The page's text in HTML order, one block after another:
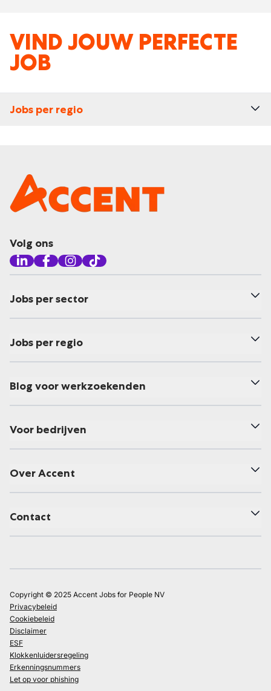
VIND JOUW PERFECTE
JOB
Jobs per regio
Volg ons
Jobs per sector
Jobs per regio
Blog voor werkzoekenden
Voor bedrijven
Over Accent
Contact
Copyright © 2025 Accent Jobs for People NV
Privacybeleid
Cookiebeleid
Disclaimer
ESF
Klokkenluidersregeling
Erkenningsnummers
Let op voor phishing